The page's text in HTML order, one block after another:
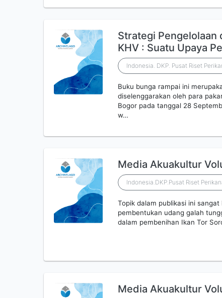
Strategi Pengelolaan
KHV : Suatu Upaya
Indonesia. DKP. Pusat Riset
Buku bunga rampai ini
diselenggarakan oleh para
Bogor pada tanggal 28
w…
Media Akuakultur
Indonesia.DKP.Pusat Riset
Topik dalam publikasi ini
pembentukan udang galah
dalam pembenihan Ikan Tor
Media Akuakultur